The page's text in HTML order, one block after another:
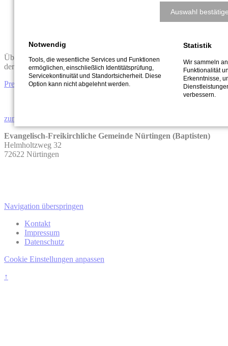
Über diesen Link kannst du dir außerdem die Zusammenfassungen
der letzten Predigten als Textform anzeigen lassen.
Predigt als Text
zum Kontaktformular
Evangelisch-Freikirchliche Gemeinde Nürtingen (Baptisten)
Helmholtzweg 32
72622 Nürtingen
Navigation überspringen
Kontakt
Impressum
Datenschutz
Cookie Einstellungen anpassen
↑
Auswahl
Notwendig
Tools, die wesentliche Services und Funktionen
ermöglichen, einschließlich Identitätsprüfung,
Servicekontinuität und Standortsicherheit. Diese
Option kann nicht abgelehnt werden.
Statistik
Wir sammeln
Funktionalität
Erkenntnisse,
verbessern.